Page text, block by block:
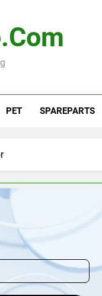
PET SPAREPARTS